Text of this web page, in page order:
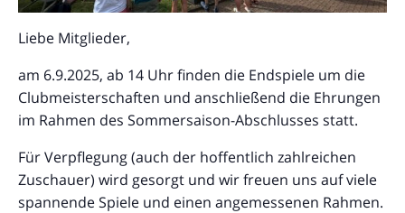
Liebe Mitglieder,
am 6.9.2025, ab 14 Uhr finden die Endspiele um die
Clubmeisterschaften und anschließend die Ehrungen
im Rahmen des Sommersaison-Abschlusses statt.
Für Verpflegung (auch der hoffentlich zahlreichen
Zuschauer) wird gesorgt und wir freuen uns auf viele
spannende Spiele und einen angemessenen Rahmen.